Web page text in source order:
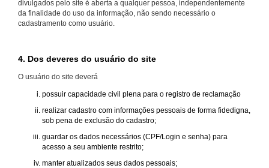
divulgados pelo site é aberta a qualquer pessoa, independentemente
da finalidade do uso da informação, não sendo necessário o
cadastramento como usuário.
4. Dos deveres do usuário do site
O usuário do site deverá
possuir capacidade civil plena para o registro de reclamação
realizar cadastro com informações pessoais de forma fidedigna,
sob pena de exclusão do cadastro;
guardar os dados necessários (CPF/Login e senha) para
acesso a seu ambiente restrito;
manter atualizados seus dados pessoais;